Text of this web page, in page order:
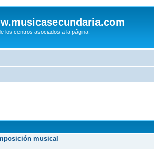
los centros asociados a la página.
musical